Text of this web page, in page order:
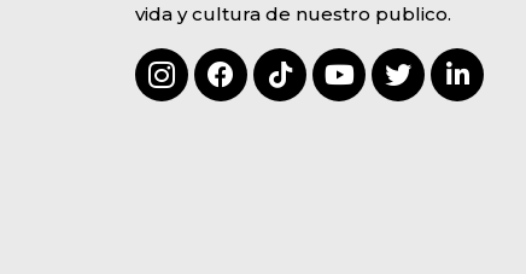
vida y cultura de nuestro publico.
Política, Economía Y
La Situación Social
3